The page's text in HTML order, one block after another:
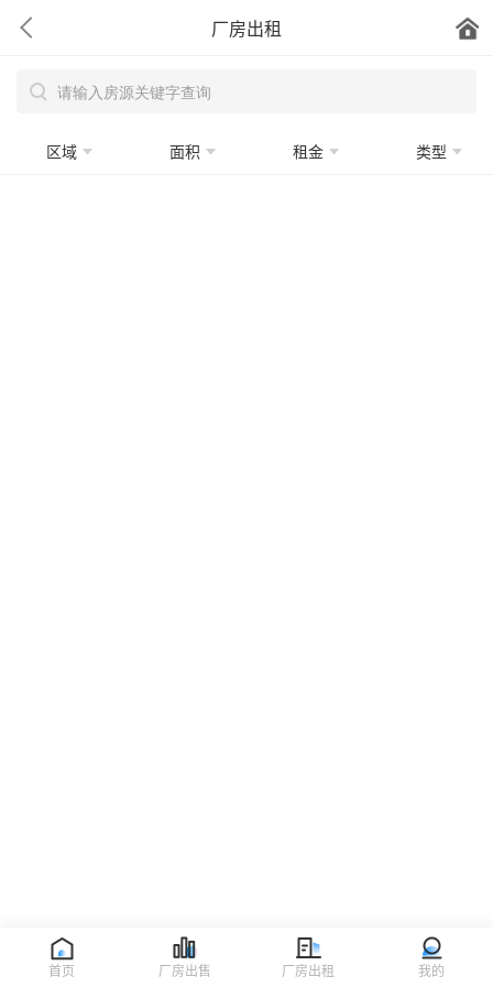
厂房出租
区域 面积 租金 类型
首页 厂房出售 厂房出租 我的